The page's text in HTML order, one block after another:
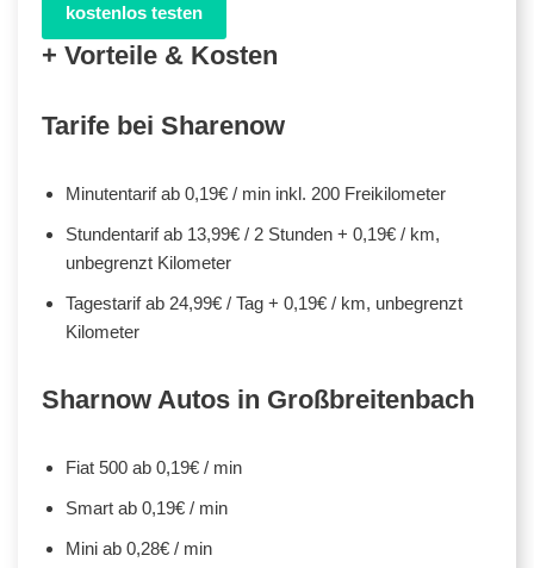
kostenlos testen
+ Vorteile & Kosten
Tarife bei Sharenow
Minutentarif ab 0,19€ / min inkl. 200 Freikilometer
Stundentarif ab 13,99€ / 2 Stunden + 0,19€ / km,
unbegrenzt Kilometer
Tagestarif ab 24,99€ / Tag + 0,19€ / km, unbegrenzt
Kilometer
Sharnow Autos in Großbreitenbach
Fiat 500 ab 0,19€ / min
Smart ab 0,19€ / min
Mini ab 0,28€ / min